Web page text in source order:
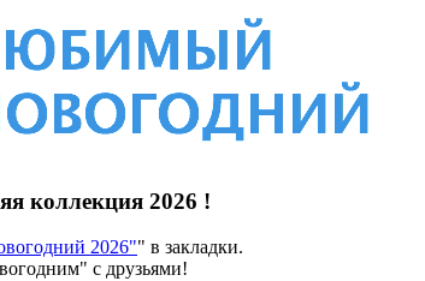
коллекция 2026 !
2026"" в закладки.
с друзьями!